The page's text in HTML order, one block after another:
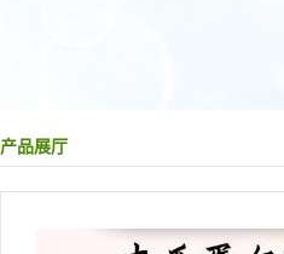
产品展厅